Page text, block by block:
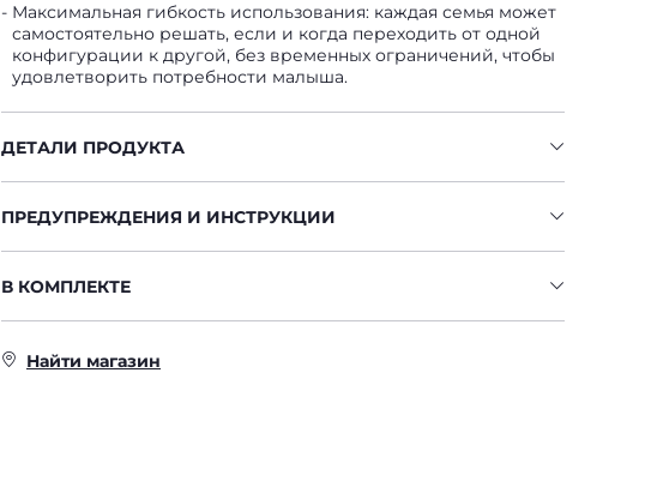
Максимальная гибкость использования: каждая семья может
самостоятельно решать, если и когда переходить от одной
конфигурации к другой, без временных ограничений, чтобы
удовлетворить потребности малыша.
ДЕТАЛИ ПРОДУКТА
ПРЕДУПРЕЖДЕНИЯ И ИНСТРУКЦИИ
В КОМПЛЕКТЕ
Найти магазин